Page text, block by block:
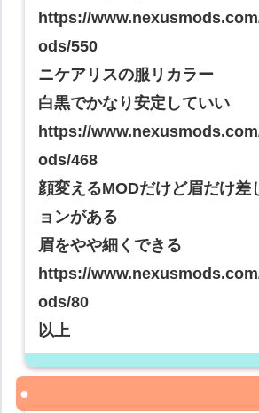
https://
ods/550
ニケアリスの服リカラー
白黒でかなり安定していい
https://
ods/468
顔変えるMODだけど眉だけ差
ョンがある
眉をやや細くできる
https://
ods/80
以上